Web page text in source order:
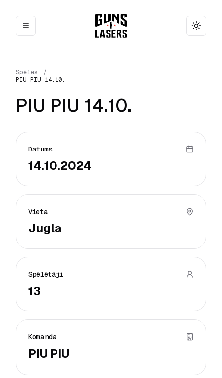
Toggle
Spēles
/
PIU PIU 14.10.
PIU PIU 14.10.
Datums
14.10.2024
Vieta
Jugla
Spēlētāji
13
Komanda
PIU PIU